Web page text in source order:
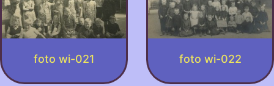
foto wi-021 foto wi-022